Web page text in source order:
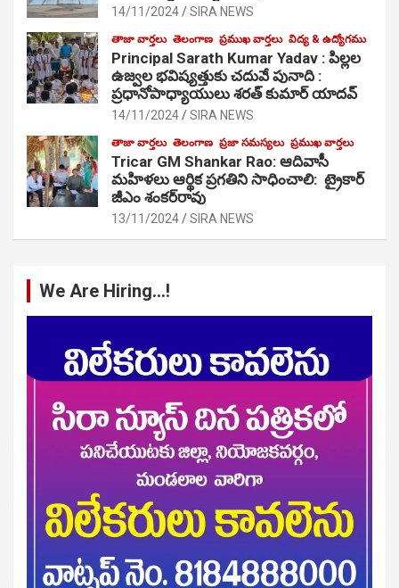
14/11/2024 SIRA NEWS
తాజా వార్తలు తెలంగాణ ప్రముఖ వార్తలు విద్య & ఉద్యోగము
Principal Sarath Kumar Yadav : పిల్లల
ఉజ్వల భవిష్యత్తుకు చదువే పునాది :
ప్రధానోపాధ్యాయులు శరత్ కుమార్ యాదవ్
14/11/2024 SIRA NEWS
తాజా వార్తలు తెలంగాణ ప్రజా సమస్యలు ప్రముఖ వార్తలు
Tricar GM Shankar Rao: ఆదివాసీ
మహిళలు ఆర్థిక ప్రగతిని సాధించాలి: ట్రైకార్
జీఎం శంకర్‌రావు
13/11/2024 SIRA NEWS
We Are Hiring…!